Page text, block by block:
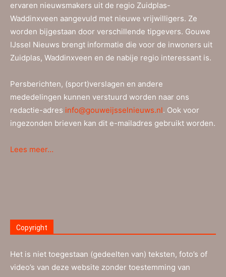
ervaren nieuwsmakers uit de regio Zuidplas-
Waddinxveen aangevuld met nieuwe vrijwilligers. Ze
worden bijgestaan door verschillende tipgevers. Gouwe
IJssel Nieuws brengt informatie die voor de inwoners uit
Zuidplas, Waddinxveen en de nabije regio interessant is.
Persberichten, (sport)verslagen en andere
mededelingen kunnen verstuurd worden naar ons
redactie-adres info@gouweijsselnieuws.nl. Ook voor
ingezonden brieven kan dit e-mailadres gebruikt worden.
Lees meer…
Copyright
Het is niet toegestaan (gedeelten van) teksten, foto’s of
video’s van deze website zonder toestemming van